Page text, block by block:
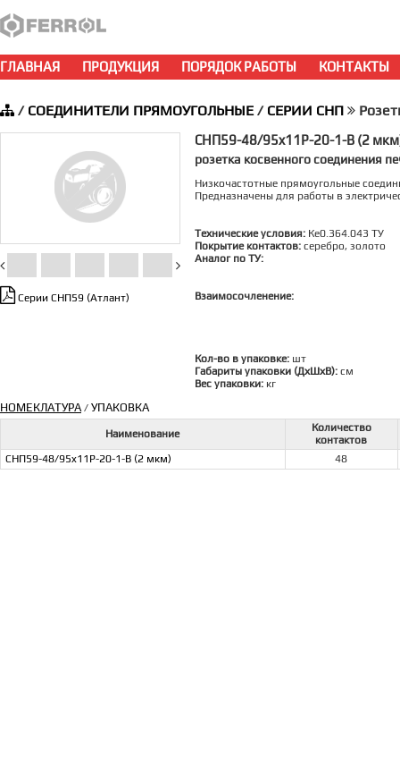
ГЛАВНАЯ ПРОДУКЦИЯ ПОРЯДОК РАБОТЫ КОНТАКТЫ
/ СОЕДИНИТЕЛИ ПРЯМОУГОЛЬНЫЕ/ СЕРИИ СНП
Серии СНП59 (Атлант)
СНП59-48/95x11Р-20-1-В (2
розетка косвенного соединения
Низкочастотные прямоугольные
Предназначены для работы в
Технические условия: Ке0.364.043 ТУ
Покрытие контактов: серебро, золото
Аналог по ТУ:
Взаимосочленение:
Кол-во в упаковке: шт
Габариты упаковки (ДхШхВ): см
Вес упаковки: кг
НОМЕКЛАТУРА/ УПАКОВКА
Наименование
Количество
контактов
СНП59-48/95x11Р-20-1-В (2 мкм)
48